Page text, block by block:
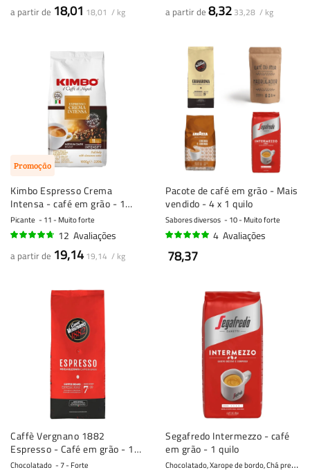
a partir de 18,01 18,01 / kg a partir de 8,32 33,28 / kg
Promoção
Kimbo Espresso Crema
Intensa - café em grão - 1
quilo
Picante 11 - Muito forte
12 Avaliações
a partir de 19,14 19,14 / kg
Pacote de café em grão - Mais
vendido - 4 x 1 quilo
Sabores diversos 10 - Muito forte
4 Avaliações
78,37
Caffè Vergnano 1882
Espresso - Café em grão - 1
quilo
Chocolatado 7 - Forte
Segafredo Intermezzo - café
em grão - 1 quilo
C
hocolatado, Xarope de bordo, Chá preto